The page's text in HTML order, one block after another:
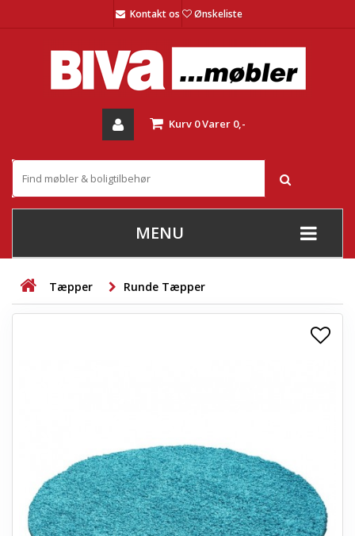
Kontakt os Ønskeliste
Kurv 0Varer 0,-
MENU
+
STUE
+
OPBEVARING
TÆPPER
+
LAMPER
Tæpper Runde Tæpper